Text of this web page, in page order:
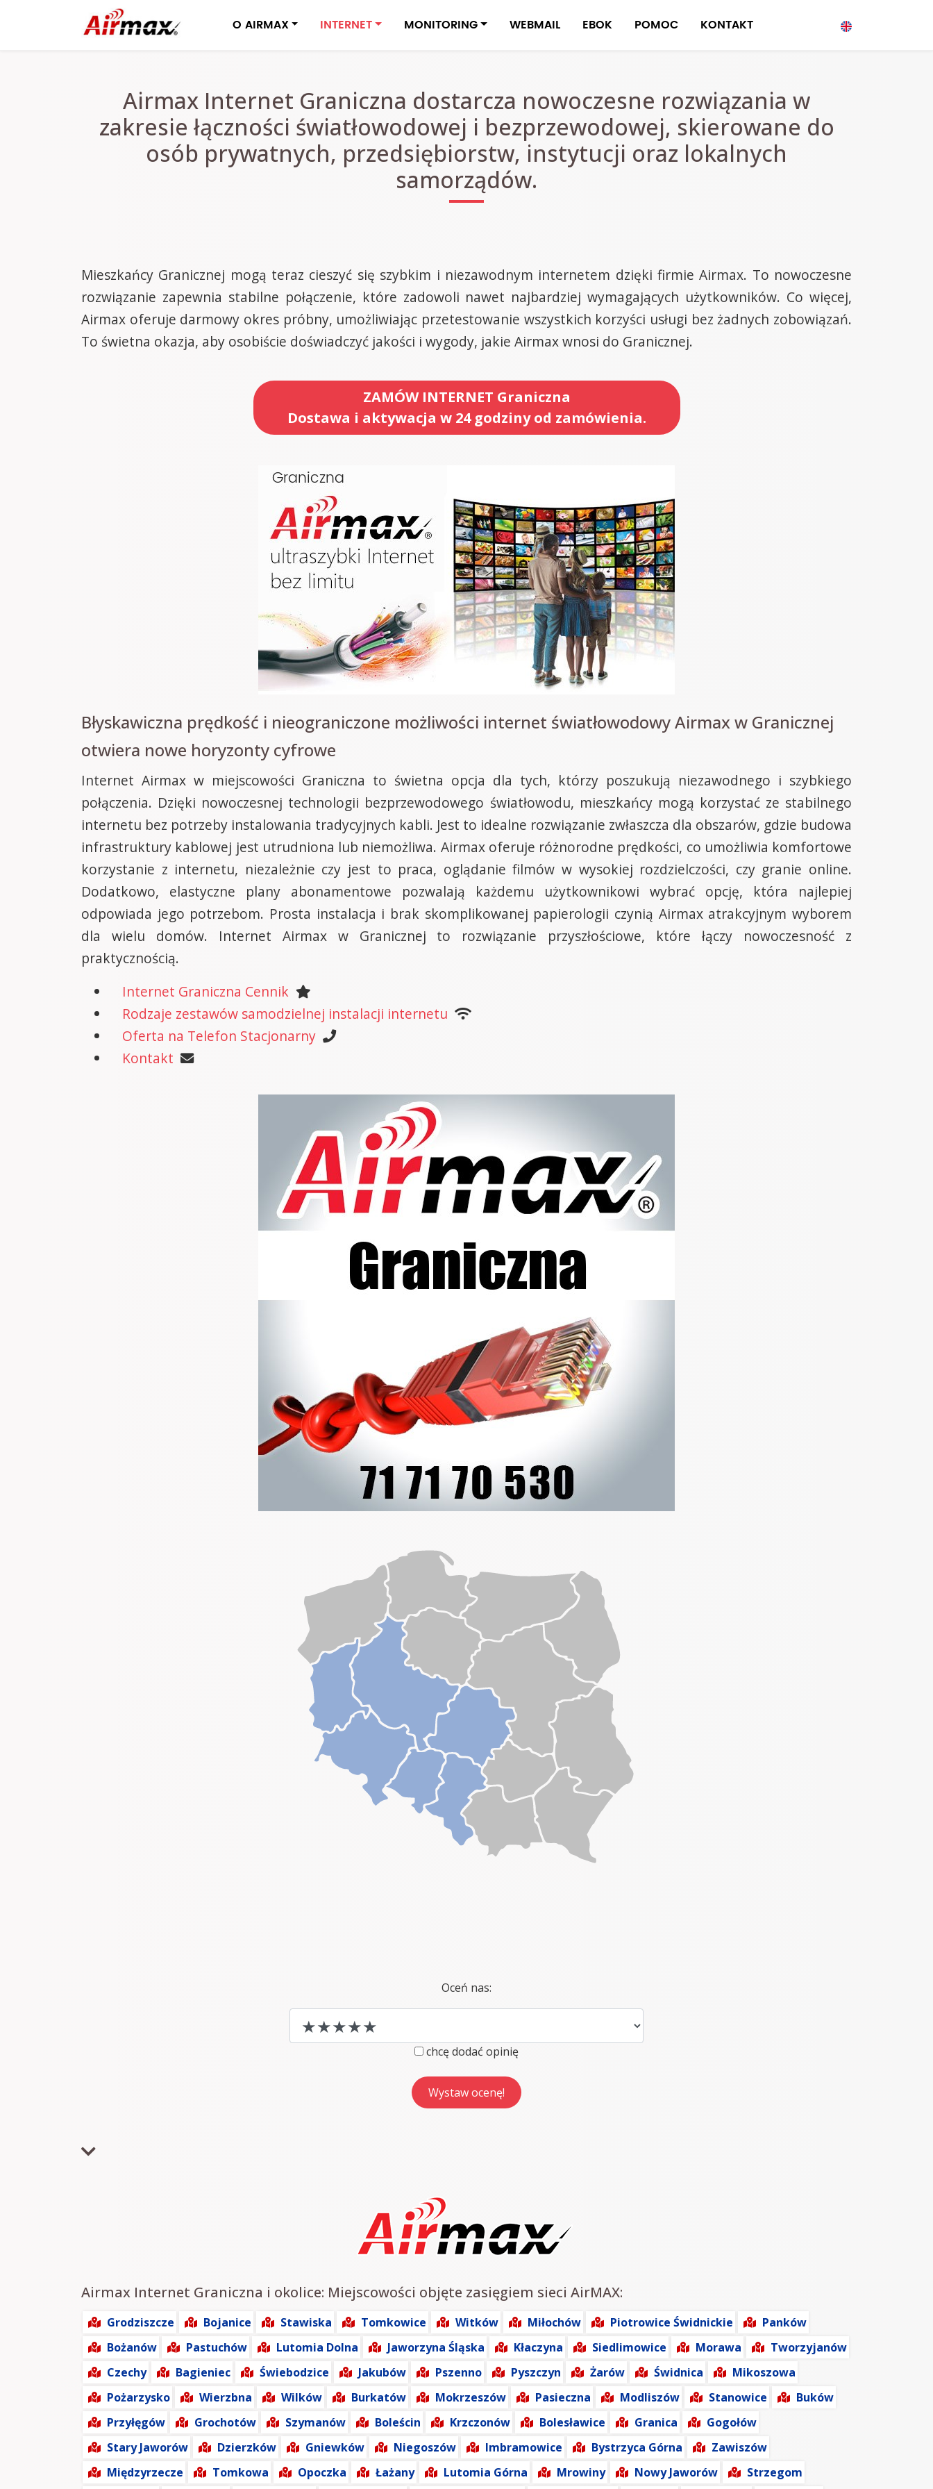
O AIRMAX INTERNET MONITORING WEBMAIL EBOK POMOC KONTAKT
Airmax Internet Graniczna dostarcza nowoczesne rozwiązania w
zakresie łączności światłowodowej i bezprzewodowej, skierowane do
osób prywatnych, przedsiębiorstw, instytucji oraz lokalnych
samorządów.
Mieszkańcy Granicznej mogą teraz cieszyć się szybkim i niezawodnym internetem dzięki firmie Airmax. To nowoczesne
rozwiązanie zapewnia stabilne połączenie, które zadowoli nawet najbardziej wymagających użytkowników. Co więcej,
Airmax oferuje darmowy okres próbny, umożliwiając przetestowanie wszystkich korzyści usługi bez żadnych zobowiązań.
To świetna okazja, aby osobiście doświadczyć jakości i wygody, jakie Airmax wnosi do Granicznej.
ZAMÓW INTERNET Graniczna
Dostawa i aktywacja w 24 godziny od zamówienia.
Błyskawiczna prędkość i nieograniczone możliwości internet światłowodowy Airmax w Granicznej
otwiera nowe horyzonty cyfrowe
Internet Airmax w miejscowości Graniczna to świetna opcja dla tych, którzy poszukują niezawodnego i szybkiego
połączenia. Dzięki nowoczesnej technologii bezprzewodowego światłowodu, mieszkańcy mogą korzystać ze stabilnego
internetu bez potrzeby instalowania tradycyjnych kabli. Jest to idealne rozwiązanie zwłaszcza dla obszarów, gdzie budowa
infrastruktury kablowej jest utrudniona lub niemożliwa. Airmax oferuje różnorodne prędkości, co umożliwia komfortowe
korzystanie z internetu, niezależnie czy jest to praca, oglądanie filmów w wysokiej rozdzielczości, czy granie online.
Dodatkowo, elastyczne plany abonamentowe pozwalają każdemu użytkownikowi wybrać opcję, która najlepiej
odpowiada jego potrzebom. Prosta instalacja i brak skomplikowanej papierologii czynią Airmax atrakcyjnym wyborem
dla wielu domów. Internet Airmax w Granicznej to rozwiązanie przyszłościowe, które łączy nowoczesność z
praktycznością.
Internet Graniczna Cennik
Rodzaje zestawów samodzielnej instalacji internetu
Oferta na Telefon Stacjonarny
Kontakt
Oceń nas:
chcę dodać opinię
Airmax Internet Graniczna i okolice: Miejscowości objęte zasięgiem sieci AirMAX:
Grodziszcze Bojanice Stawiska Tomkowice Witków Miłochów Piotrowice Świdnickie
Panków
Bożanów
Pastuchów Lutomia Dolna Jaworzyna Śląska Kłaczyna Siedlimowice Morawa
Tworzyjanów
Czechy
Bagieniec Świebodzice Jakubów Pszenno Pyszczyn Żarów Świdnica
Mikoszowa
Pożarzysko
Wierzbna Wilków Burkatów Mokrzeszów Pasieczna Modliszów Stanowice
Buków
Przyłęgów
Grochotów Szymanów Boleścin Krzczonów Bolesławice Granica
Gogołów
Stary Jaworów
Dzierzków Gniewków Niegoszów Imbramowice Bystrzyca Górna
Zawiszów
Międzyrzecze
Tomkowa Opoczka Łażany Lutomia Górna Mrowiny Nowy Jaworów Strzegom